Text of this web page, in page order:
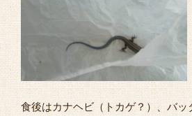
食後はカナヘビ（トカゲ？）、バッ